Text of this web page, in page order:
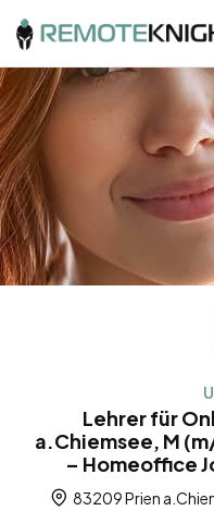
Lehrer für
a.Chiemsee, M
– Homeoffice
83209 Prien